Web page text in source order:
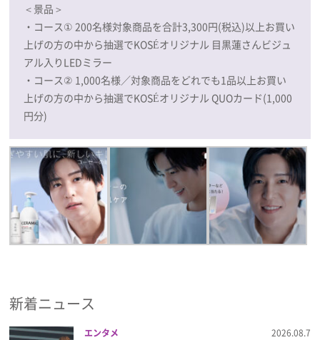
＜景品＞
・コース① 200名様対象商品を合計3,300円(税込)以上お買い
上げの方の中から抽選でKOSÉオリジナル 目黒蓮さんビジュ
アル入りLEDミラー
・コース② 1,000名様／対象商品をどれでも1品以上お買い
上げの方の中から抽選でKOSÉオリジナル QUOカード(1,000
円分)
新着ニュース
エンタメ 2026.08.7